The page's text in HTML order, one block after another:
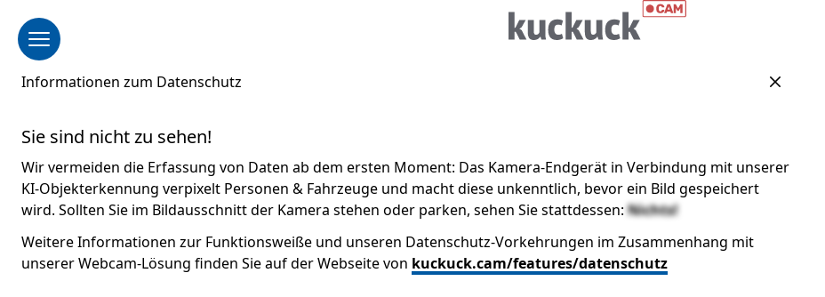
Informationen zum Datenschutz Schließen
Sie sind nicht zu sehen!
Wir vermeiden die Erfassung von Daten ab dem ersten Moment: Das Kamera-Endgerät in Verbindung mit unserer
KI-Objekterkennung verpixelt Personen & Fahrzeuge und macht diese unkenntlich, bevor ein Bild gespeichert
wird. Sollten Sie im Bildausschnitt der Kamera stehen oder parken, sehen Sie stattdessen:Nichts!
Weitere Informationen zur Funktionsweiße und unseren Datenschutz-Vorkehrungen im Zusammenhang mit
unserer Webcam-Lösung finden Sie auf der Webseite von kuckuck.cam/features/datenschutz